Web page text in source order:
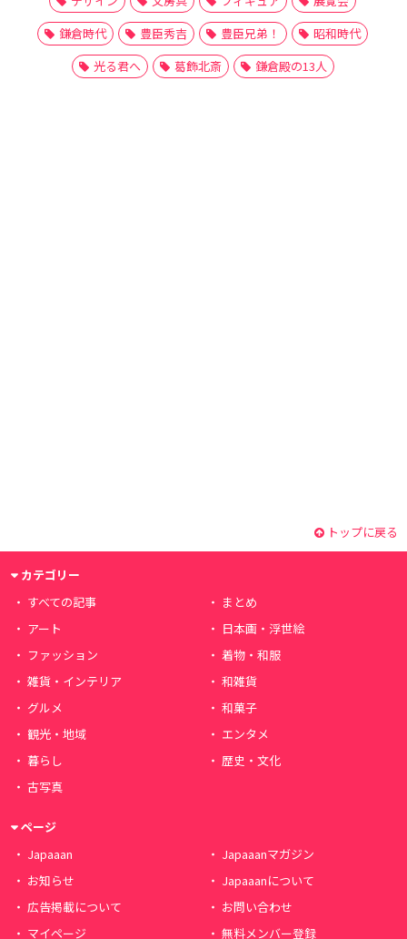
鎌倉時代
豊臣秀吉 豊臣兄弟！
昭和時代
光る君へ
葛飾北斎 鎌倉殿の13人
トップに戻る
カテゴリー
すべての記事
まとめ
アート
日本画・浮世絵
ファッション
着物・和服
雑貨・インテリア
和雑貨
グルメ
和菓子
観光・地域
エンタメ
暮らし
歴史・文化
古写真
ページ
Japaaan
Japaaanマガジン
お知らせ
Japaaanについて
広告掲載について
お問い合わせ
マイページ
無料メンバー登録